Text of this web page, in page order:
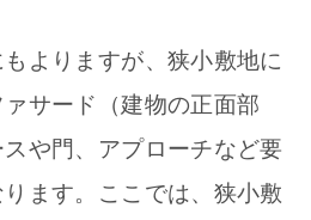
よりますが、狭小敷地に
サード（建物の正面部
や門、アプローチなど要
ます。ここでは、狭小敷